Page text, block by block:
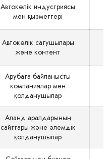
Автокөлік индустриясы
мен қызметтері
Автокөлік сатушылары
және контент
Арубаға байланысты
компаниялар мен
қолданушылар
Аланд аралдарының
сайттары және әлемдік
қолданушылар